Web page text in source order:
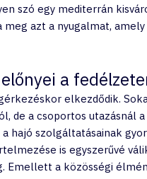
szó egy mediterrán
azt a nyugalmat,
a
elkezdődik.
de a csoportos utazásnál
hajó szolgáltatásainak
is egyszerűvé
Emellett a közösségi